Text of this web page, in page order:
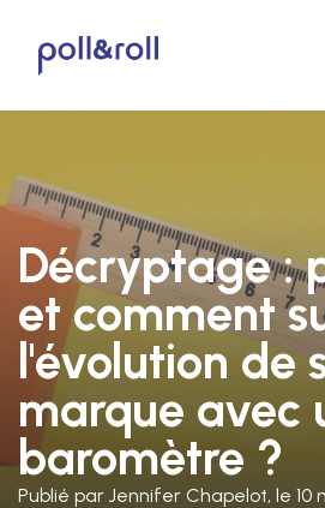
Décryptage :
et comment
l'évolution de
marque avec
baromètre ?
Publié par Jennifer Chapelot, le 10